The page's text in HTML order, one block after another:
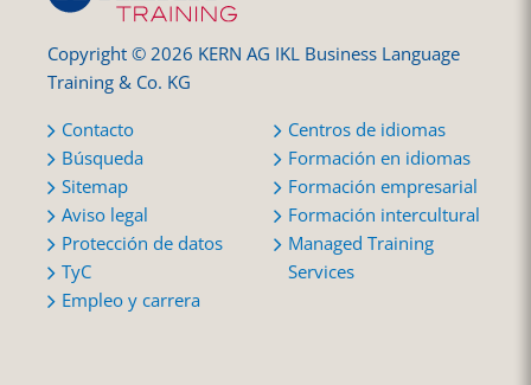
Copyright © 2026 KERN AG IKL Business Language
Training & Co. KG
Contacto
Búsqueda
Sitemap
Aviso legal
Protección de datos
TyC
Empleo y carrera
Centros de idiomas
Formación en idiomas
Formación empresarial
Formación intercultural
Managed Training
Services